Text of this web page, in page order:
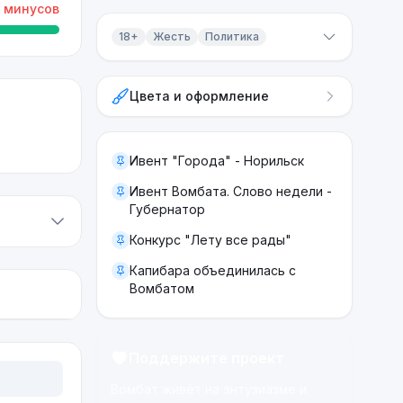
минусов
18+ Жесть Политика
ЖестьЦвета и оформление
Ивент "Города" - Норильск
Ивент Вомбата. Слово недели -
Губернатор
Конкурс "Лету все рады"
Капибара объединилась с
Вомбатом